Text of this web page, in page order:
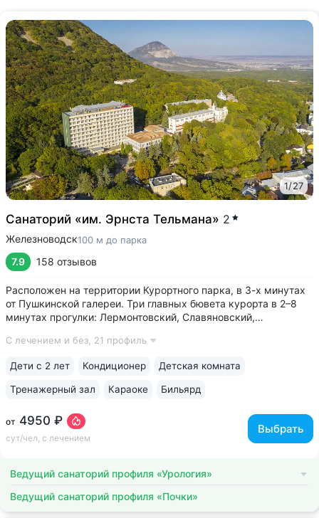
1/27
Санаторий «им. Эрнста Тельмана» 2
Железноводск100 м до парка
7.9 158 отзывов
Расположен на территории Курортного парка, в 3-х минутах
от Пушкинской галереи. Три главных бювета курорта в 2–8
минутах прогулки: Лермонтовский, Славяновский,
из самых красивых памятников архитектуры
С лечением и без, 21 профиль
от 4950 ₽
сут/чел, с лечением
Выбрать
Дети с 2 лет Кондиционер Детская комната
Тренажерный зал Караоке Бильярд
Ведущий санаторий профиля «Урология»
Ведущий санаторий профиля «Почки»